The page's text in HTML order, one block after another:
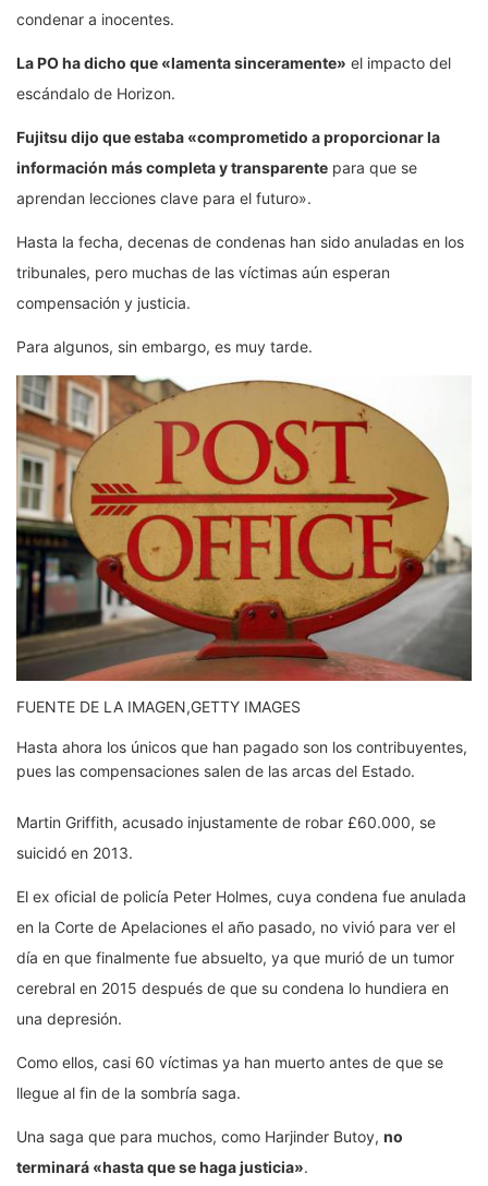
condenar a inocentes.
La PO ha dicho que «lamenta sinceramente» el impacto del
escándalo de Horizon.
Fujitsu dijo que estaba «comprometido a proporcionar la
información más completa y transparente para que se
aprendan lecciones clave para el futuro».
Hasta la fecha, decenas de condenas han sido anuladas en los
tribunales, pero muchas de las víctimas aún esperan
compensación y justicia.
Para algunos, sin embargo, es muy tarde.
FUENTE DE LA IMAGEN,GETTY IMAGES
Hasta ahora los únicos que han pagado son los contribuyentes,
pues las compensaciones salen de las arcas del Estado.
Martin Griffith, acusado injustamente de robar £60.000, se
suicidó en 2013.
El ex oficial de policía Peter Holmes, cuya condena fue anulada
en la Corte de Apelaciones el año pasado, no vivió para ver el
día en que finalmente fue absuelto, ya que murió de un tumor
cerebral en 2015 después de que su condena lo hundiera en
una depresión.
Como ellos, casi 60 víctimas ya han muerto antes de que se
llegue al fin de la sombría saga.
Una saga que para muchos, como Harjinder Butoy, no
terminará «hasta que se haga justicia».